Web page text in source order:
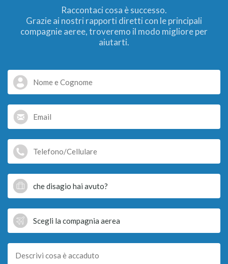
Raccontaci cosa è successo.
Grazie ai nostri rapporti diretti con le principali
compagnie aeree, troveremo il modo migliore per
aiutarti.